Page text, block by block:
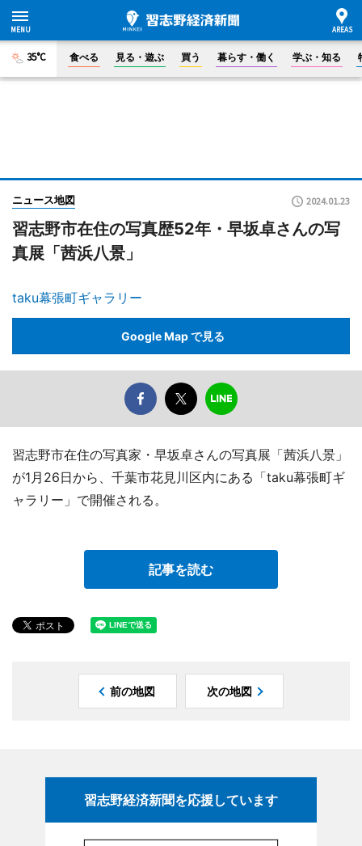
35°C 食べる 見る・遊ぶ 買う 暮らす・働く 学ぶ・知る
ニュース地図 2024.01.23
習志野市在住の写真歴52年・早坂卓さんの写
真展「茜浜八景」
taku幕張町ギャラリー
Google Map で見る
習志野市在住の写真家・早坂卓さんの写真展「茜浜八景」
が1月26日から、千葉市花見川区内にある「taku幕張町ギ
ャラリー」で開催される。
記事を読む
前の地図 次の地図
習志野経済新聞を応援しています